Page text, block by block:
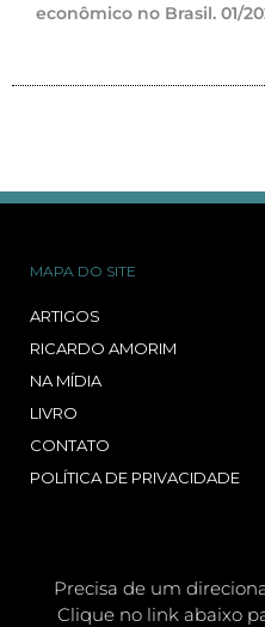
econômico no Brasil. 01/
MAPA DO SITE
ARTIGOS
RICARDO AMORIM
NA MÍDIA
LIVRO
CONTATO
POLÍTICA DE PRIVACIDADE
Precisa de um
Clique no link abaixo